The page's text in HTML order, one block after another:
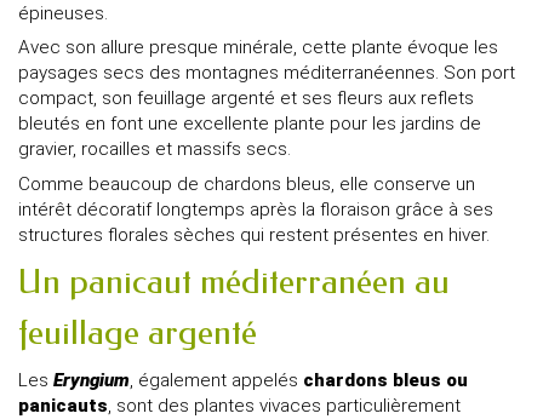
épineuses.
Avec son allure presque minérale, cette plante évoque les
paysages secs des montagnes méditerranéennes. Son port
compact, son feuillage argenté et ses fleurs aux reflets
bleutés en font une excellente plante pour les jardins de
gravier, rocailles et massifs secs.
Comme beaucoup de chardons bleus, elle conserve un
intérêt décoratif longtemps après la floraison grâce à ses
structures florales sèches qui restent présentes en hiver.
Un panicaut méditerranéen au
feuillage argenté
Les Eryngium, également appelés chardons bleus ou
panicauts, sont des plantes vivaces particulièrement